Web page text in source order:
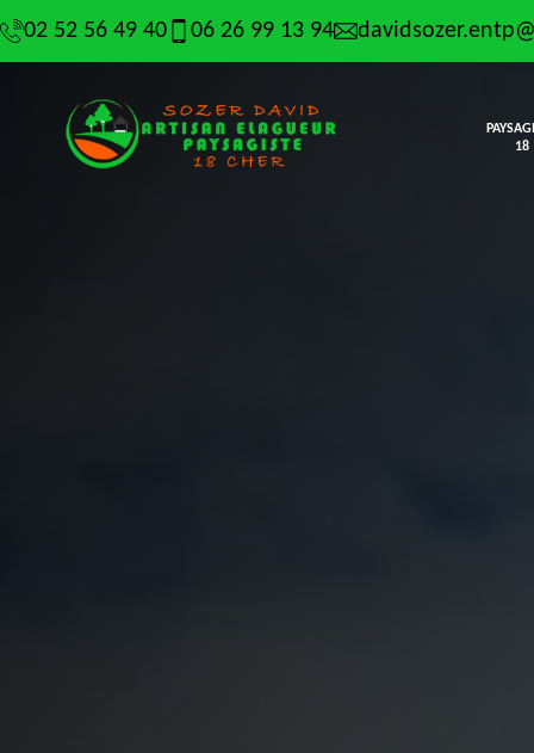
02 52 56 49 40 06 26 99 13 94
18